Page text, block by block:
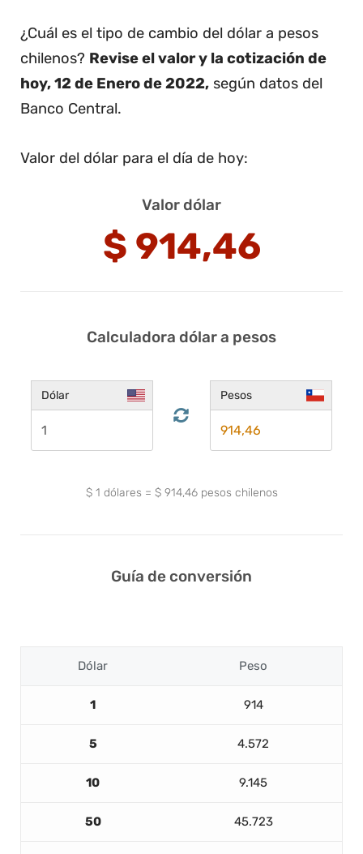
¿Cuál es el tipo de cambio del dólar a pesos
chilenos? Revise el valor y la cotización de
hoy, 12 de Enero de 2022, según datos del
Banco Central.
Valor del dólar para el día de hoy:
Valor dólar
$ 914,46
Calculadora dólar a pesos
Dólar Pesos
$ 1 dólares = $ 914,46pesos chilenos
Guía de conversión
Dólar Peso
1 914
5 4.572
10 9.145
50 45.723